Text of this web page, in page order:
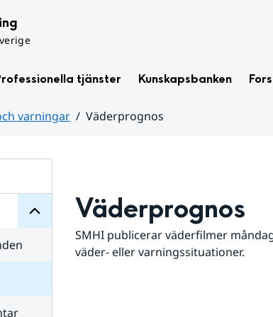
tjänster Kunskapsbanken
varningar
Väderprognos
för
Väderprognos
SMHI publicerar väderfilmer
väder- eller varningssituationer.